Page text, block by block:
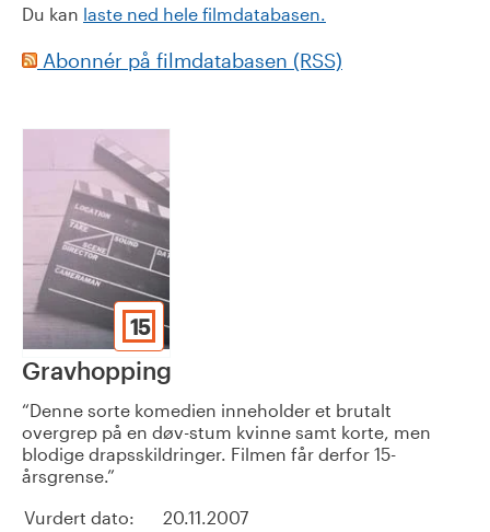
Du kan laste ned hele filmdatabasen.
Abonnér på filmdatabasen (RSS)
15
Gravhopping
Denne sorte komedien inneholder et brutalt
overgrep på en døv-stum kvinne samt korte, men
blodige drapsskildringer. Filmen får derfor 15-
årsgrense.
Vurdert dato:
20.11.2007